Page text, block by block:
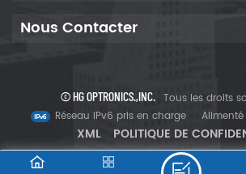
Nous Contacter
© HG OPTRONICS.,INC. Tous les droits
Réseau IPv6 pris en charge
XML POLITIQUE DE